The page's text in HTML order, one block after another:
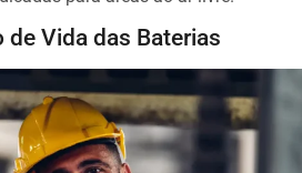
de Vida das Baterias